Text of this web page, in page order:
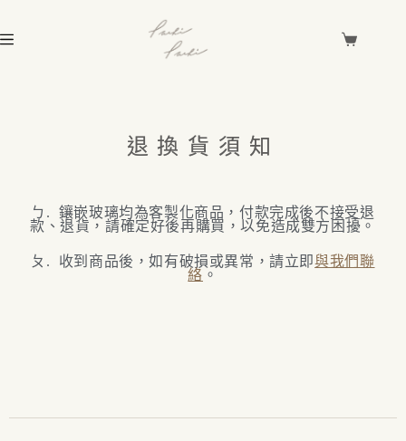
退換貨須知
ㄅ. 鑲嵌玻璃均為客製化商品，付款完成後不接受退
款、退貨，請確定好後再購買，以免造成雙方困擾。
ㄆ. 收到商品後，如有破損或異常，請立即與我們聯
絡 。